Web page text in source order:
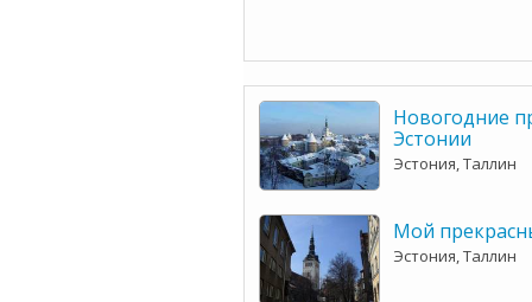
Новогодние
Эстонии
Эстония, Таллин
Мой
Эстония, Таллин